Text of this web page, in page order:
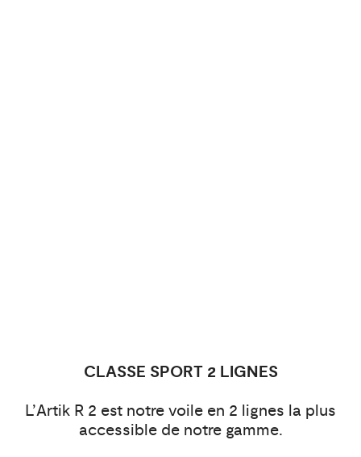
CLASSE SPORT 2 LIGNES
L’Artik R 2 est notre voile en 2 lignes la plus
accessible de notre gamme.